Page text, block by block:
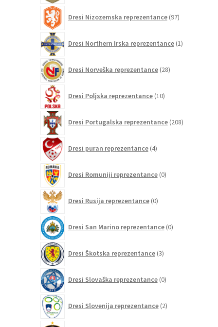
Dresi Nizozemska reprezentance 97izdelkov
Dresi Northern Irska reprezentance 1izdelek
Dresi Norveška reprezentance 28izdelkov
Dresi Poljska reprezentance 10izdelkov
Dresi Portugalska reprezentance 208izdelkov
Dresi puran reprezentance 4izdelki
Dresi Romuniji reprezentance 0izdelkov
Dresi Rusija reprezentance 0izdelkov
Dresi San Marino reprezentance 0izdelkov
Dresi Škotska reprezentance 3izdelki
Dresi Slovaška reprezentance 0izdelkov
Dresi Slovenija reprezentance 2izdelka